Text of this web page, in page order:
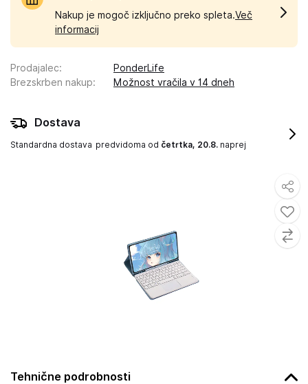
Tehnične podrobnosti
Nakup je mogoč izključno preko spleta.Več
informacij
Prodajalec:
PonderLife
Brezskrben nakup: Možnost vračila v 14 dneh
Dostava
Standardna dostava predvidoma od četrtka, 20.8. naprej